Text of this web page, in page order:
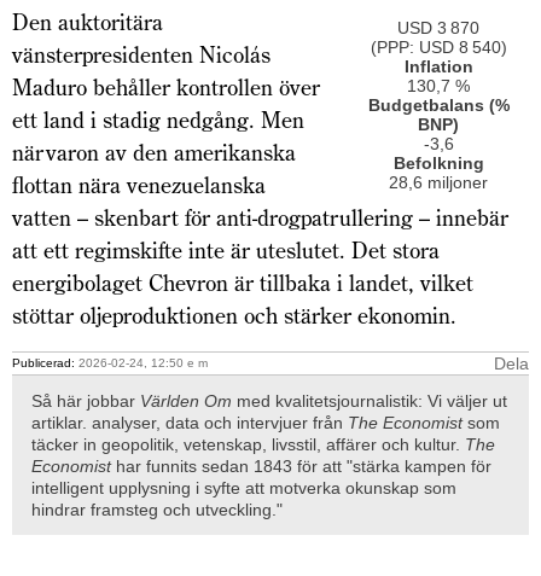
USD 3 870
(PPP: USD 8 540)
Inflation
130,7 %
Budgetbalans (%
BNP)
-3,6
Befolkning
28,6 miljoner
Den auktoritära
vänsterpresidenten Nicolás
Maduro behåller kontrollen över
ett land i stadig nedgång. Men
närvaron av den amerikanska
flottan nära venezuelanska
vatten – skenbart för anti-drogpatrullering – innebär
att ett regimskifte inte är uteslutet. Det stora
energibolaget Chevron är tillbaka i landet, vilket
stöttar oljeproduktionen och stärker ekonomin.
Publicerad: 2026-02-24, 12:50 e m
Dela
Så här jobbar Världen Om med kvalitetsjournalistik: Vi väljer ut
artiklar. analyser, data och intervjuer från The Economistsom
täcker in geopolitik, vetenskap, livsstil, affärer och kultur. The
Economisthar funnits sedan 1843 för att "stärka kampen för
intelligent upplysning i syfte att motverka okunskap som
hindrar framsteg och utveckling."